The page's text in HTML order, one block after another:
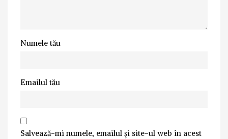
Numele tău
Emailul tău
Salvează-mi numele, emailul și site-ul web în acest